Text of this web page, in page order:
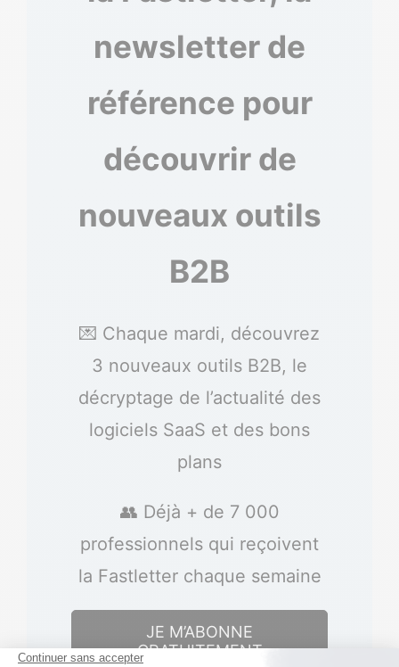
newsletter de
référence pour
découvrir de
nouveaux outils
B2B
💌 Chaque mardi, découvrez
3 nouveaux outils B2B, le
décryptage de l’actualité des
logiciels SaaS et des bons
plans
👥 Déjà + de 7 000
professionnels qui reçoivent
la Fastletter chaque semaine
JE M’ABONNE
GRATUITEMENT